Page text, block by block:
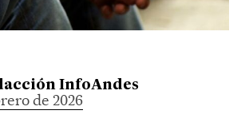
InfoAndes
de 2026